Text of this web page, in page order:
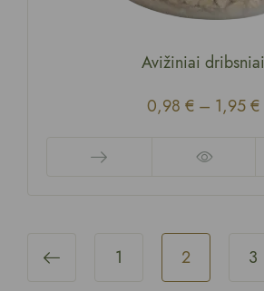
Avižiniai dribsniai
0,98 € – 1,95€
1 2 3